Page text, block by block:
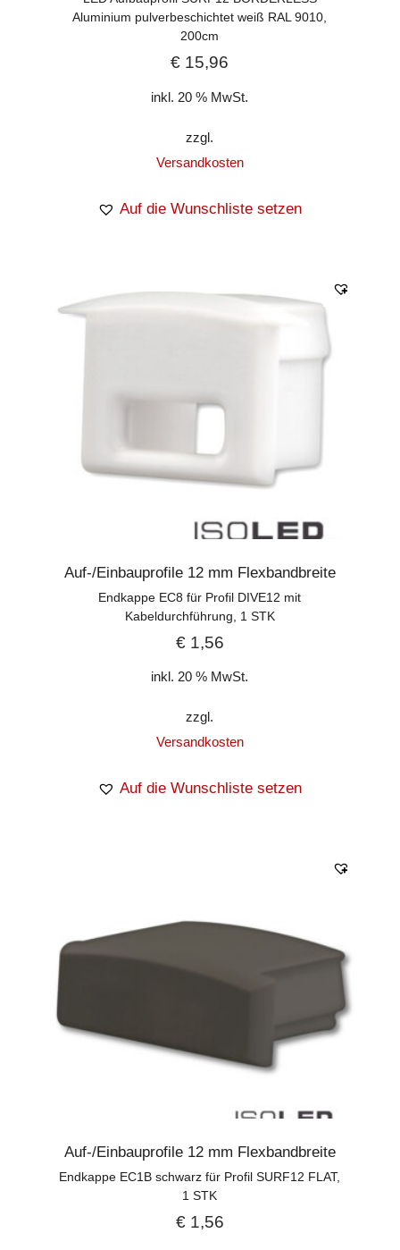
Aluminium pulverbeschichtet weiß RAL 9010,
200cm
€ 15,96
inkl. 20 % MwSt.
zzgl.
Versandkosten
Auf die Wunschliste setzen
Auf-/Einbauprofile 12 mm Flexbandbreite
Endkappe EC8 für Profil DIVE12 mit
Kabeldurchführung, 1 STK
€1,56
inkl. 20 % MwSt.
zzgl.
Versandkosten
Auf die Wunschliste setzen
Auf-/Einbauprofile 12 mm Flexbandbreite
Endkappe EC1B schwarz für Profil SURF12 FLAT,
1 STK
€1,56